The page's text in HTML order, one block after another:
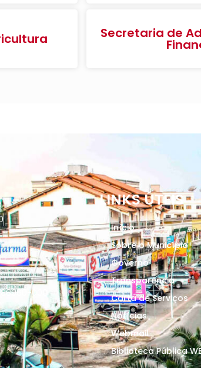
Secretaria de
000
LINKS ÚTEIS
Início
Sobre o Município
Governo
Transparência
Carta de Serviços
Notícias
Webmail
Biblioteca Pública